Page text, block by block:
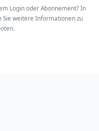
Login oder Abonnement? In
Sie weitere Informationen zu